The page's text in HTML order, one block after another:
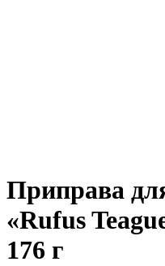
Приправа
«Rufus
176 г